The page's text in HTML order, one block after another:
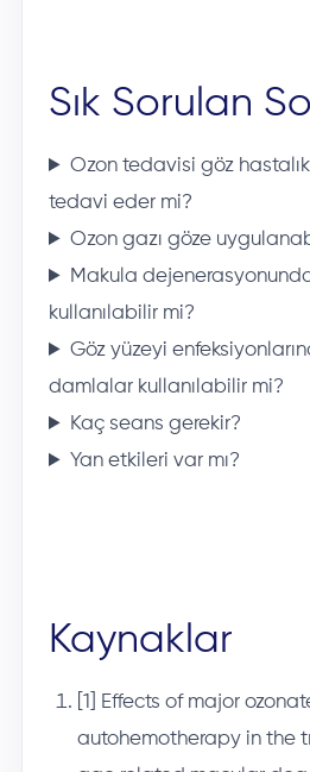
Sık Sorulan
Ozon tedavisi göz
tedavi eder mi?
Ozon gazı göze
Makula
kullanılabilir mi?
Göz yüzeyi
damlalar kullanılabilir mi?
Kaç seans gerekir?
Yan etkileri var mı?
Kaynaklar
[1] Effects of major
autohemotherapy in the